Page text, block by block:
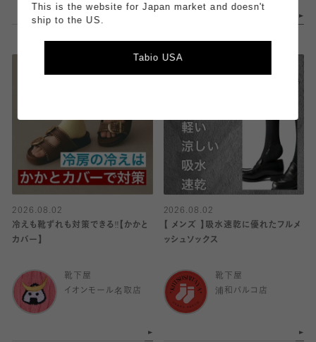
2026.08.02
冷えも靴ずれも対策できる‼️【かかと
カバー】
靴下屋
イオンモール名取店
2026.08.02
【 メンズ 】吸水速乾に優れたフルメ
ッシュソックス
靴下屋
浦和パルコ店
This is the website for Japan market and doesn't
ship to the US.
Tabio USA